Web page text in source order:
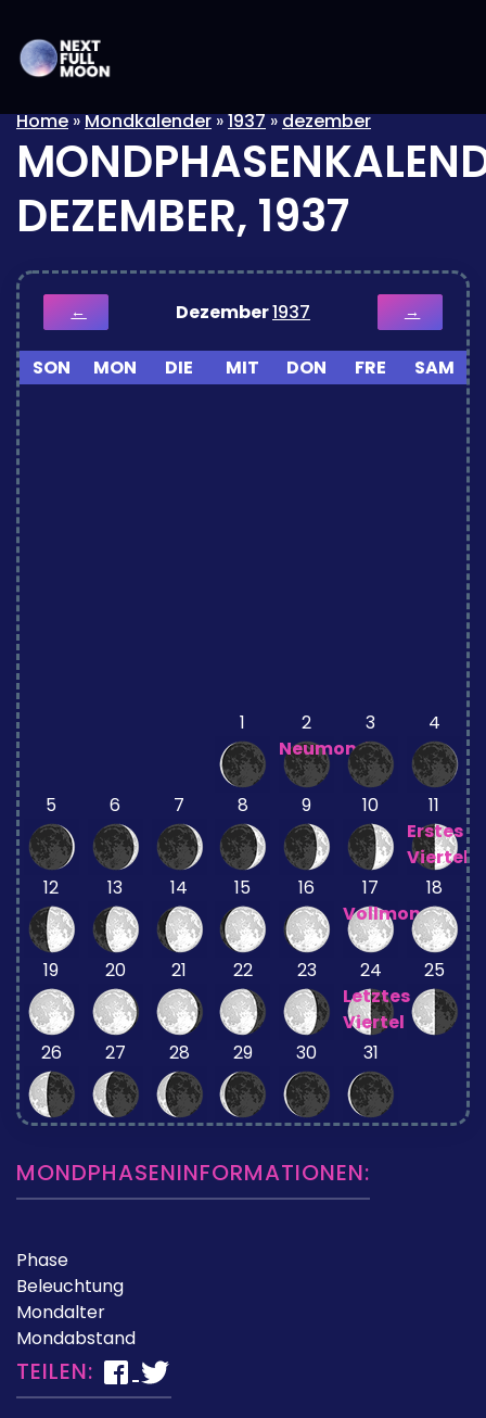
Home»Mondkalender»1937»dezember
DEZEMBER, 1937
← Dezember1937 →
SON MON DIE MIT DON FRE SAM
1
2
Neumond
3 4
5 6 7 8 9 10
11
Erstes
Viertel
12
13 14 15 16
17
Vollmond
18
19 20 21 22 23
24
Letztes
Viertel
25
26 27 28 29 30 31
MONDPHASENINFORMATIONEN:
Phase
Beleuchtung
Mondalter
Mondabstand
TEILEN: